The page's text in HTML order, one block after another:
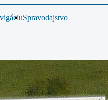
Spravodajstvo